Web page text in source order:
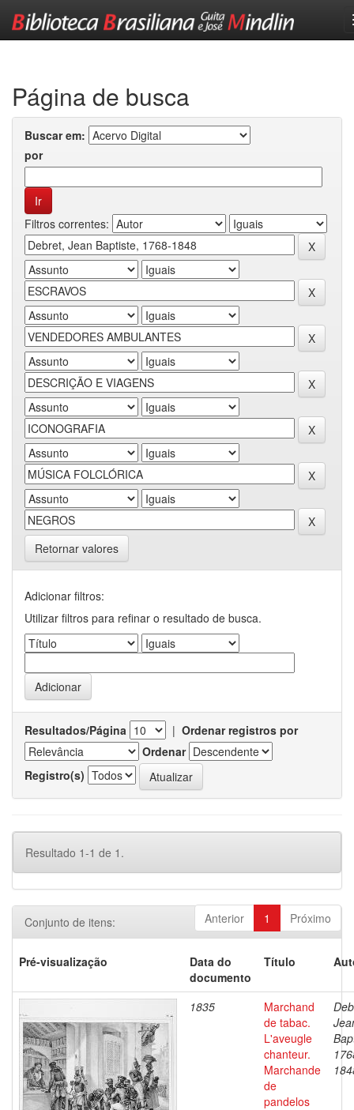
Página de busca
Buscar em:
por
Filtros correntes:
Retornar valores
Adicionar filtros:
Utilizar filtros para refinar o resultado de busca.
Resultados/Página | Ordenar registros por
Ordenar
Registro(s)
Resultado 1-1 de 1.
Anterior 1 Próximo
Conjunto de itens:
Pré-visualização
Data do
documento
Título
1835
Marchand
de tabac.
L'aveugle
chanteur.
Marchande
de
pandelos